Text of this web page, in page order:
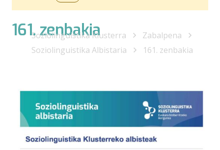
161. zenbakia
Soziolinguistika Klusterra
Zabalpena
Soziolinguistika Albistaria
161. zenbakia